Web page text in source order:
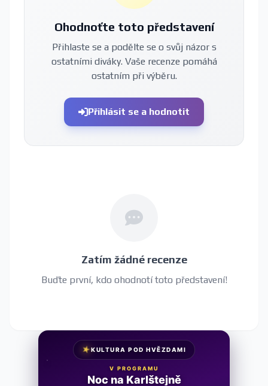
Ohodnoťte toto představení
Přihlaste se a podělte se o svůj názor s
ostatními diváky. Vaše recenze pomáhá
ostatním při výběru.
Přihlásit se a hodnotit
Zatím žádné recenze
Buďte první, kdo ohodnotí toto představení!
★KULTURA POD HVĚZDAMI
V PROGRAMU
Noc na Karlštejně